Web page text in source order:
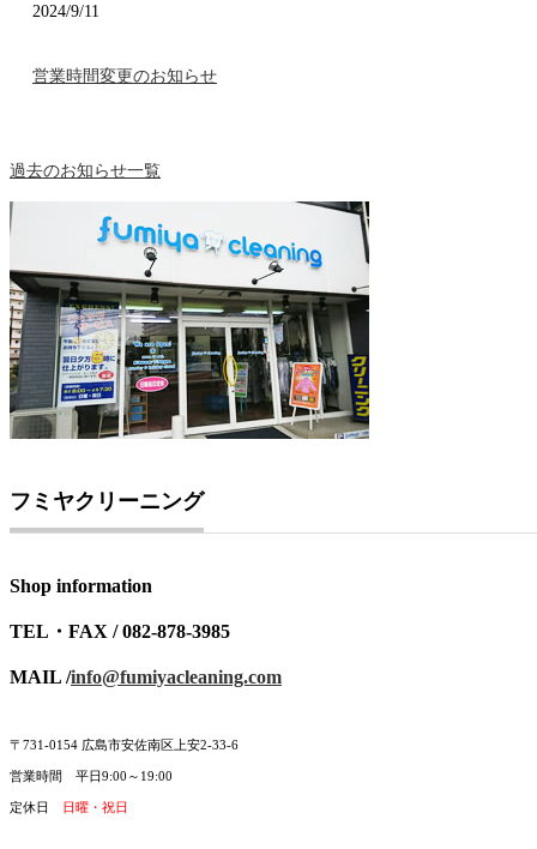
2024/9/11
営業時間変更のお知らせ
過去のお知らせ一覧
フミヤクリーニング
Shop information
TEL・FAX / 082-878-3985
MAIL /info@fumiyacleaning.com
〒731-0154 広島市安佐南区上安2-33-6
営業時間 平日9:00～19:00
定休日 日曜・祝日